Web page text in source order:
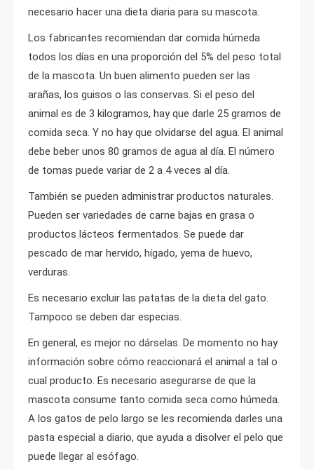
necesario hacer una dieta diaria para su mascota.
Los fabricantes recomiendan dar comida húmeda
todos los días en una proporción del 5% del peso total
de la mascota. Un buen alimento pueden ser las
arañas, los guisos o las conservas. Si el peso del
animal es de 3 kilogramos, hay que darle 25 gramos de
comida seca. Y no hay que olvidarse del agua. El animal
debe beber unos 80 gramos de agua al día. El número
de tomas puede variar de 2 a 4 veces al día.
También se pueden administrar productos naturales.
Pueden ser variedades de carne bajas en grasa o
productos lácteos fermentados. Se puede dar
pescado de mar hervido, hígado, yema de huevo,
verduras.
Es necesario excluir las patatas de la dieta del gato.
Tampoco se deben dar especias.
En general, es mejor no dárselas. De momento no hay
información sobre cómo reaccionará el animal a tal o
cual producto. Es necesario asegurarse de que la
mascota consume tanto comida seca como húmeda.
A los gatos de pelo largo se les recomienda darles una
pasta especial a diario, que ayuda a disolver el pelo que
puede llegar al esófago.